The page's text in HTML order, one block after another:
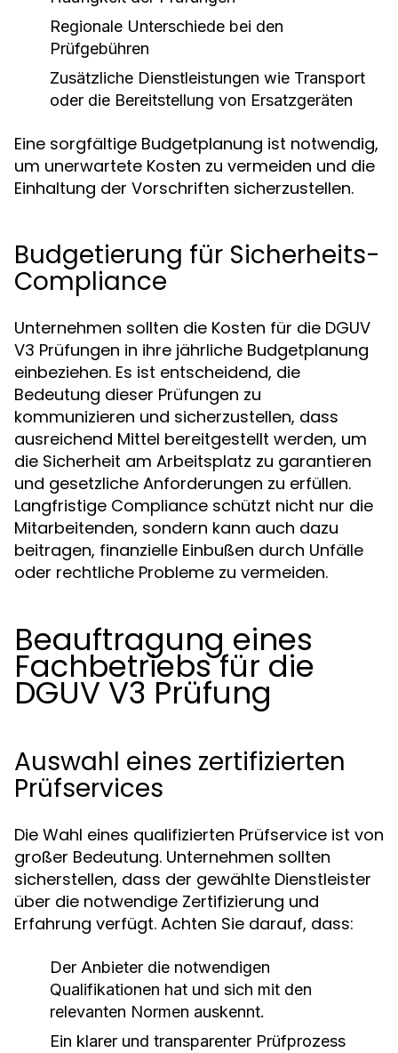
Regionale Unterschiede bei den
Prüfgebühren
Zusätzliche Dienstleistungen wie Transport
oder die Bereitstellung von Ersatzgeräten
Eine sorgfältige Budgetplanung ist notwendig,
um unerwartete Kosten zu vermeiden und die
Einhaltung der Vorschriften sicherzustellen.
Budgetierung für Sicherheits-
Compliance
Unternehmen sollten die Kosten für die DGUV
V3 Prüfungen in ihre jährliche Budgetplanung
einbeziehen. Es ist entscheidend, die
Bedeutung dieser Prüfungen zu
kommunizieren und sicherzustellen, dass
ausreichend Mittel bereitgestellt werden, um
die Sicherheit am Arbeitsplatz zu garantieren
und gesetzliche Anforderungen zu erfüllen.
Langfristige Compliance schützt nicht nur die
Mitarbeitenden, sondern kann auch dazu
beitragen, finanzielle Einbußen durch Unfälle
oder rechtliche Probleme zu vermeiden.
Beauftragung eines
Fachbetriebs für die
DGUV V3 Prüfung
Auswahl eines zertifizierten
Prüfservices
Die Wahl eines qualifizierten Prüfservice ist von
großer Bedeutung. Unternehmen sollten
sicherstellen, dass der gewählte Dienstleister
über die notwendige Zertifizierung und
Erfahrung verfügt. Achten Sie darauf, dass:
Der Anbieter die notwendigen
Qualifikationen hat und sich mit den
relevanten Normen auskennt.
Ein klarer und transparenter Prüfprozess